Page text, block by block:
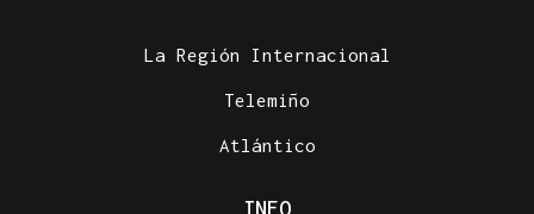
La Región Internacional
Telemiño
Atlántico
INFO